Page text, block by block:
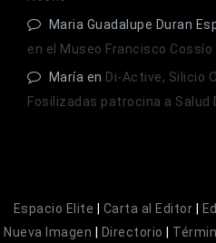
Maria Guadalupe Duran
en el Museo Francisco Cossío
María en Di-Active, Silicio
Fosilizadas patrocina a Salud
Espacio Elite Carta al Editor
Nueva Imagen
Directorio